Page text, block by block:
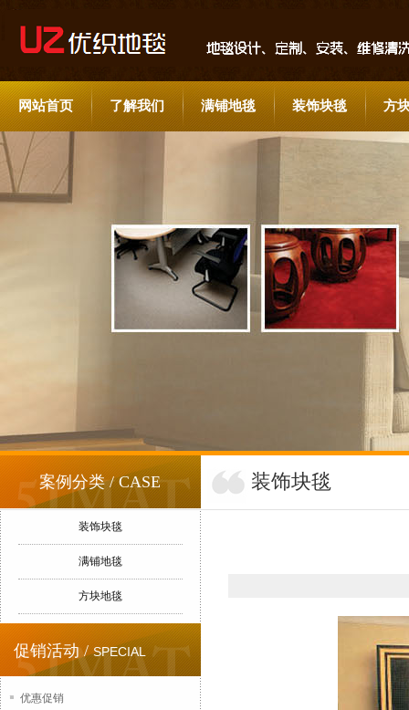
网站首页 了解我们 满铺地毯 装饰块毯 方
案例分类 / CASE 装饰块毯
装饰块毯
满铺地毯
方块地毯
促销活动 /SPECIAL
优惠促销